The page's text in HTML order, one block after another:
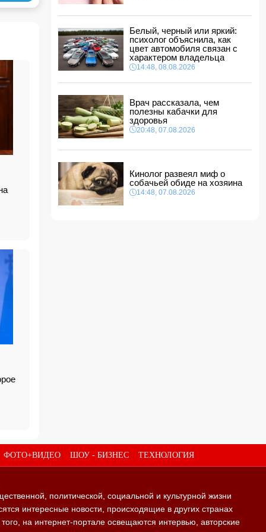
ФИФА выступила с заявлением на фоне
ВС РФ взяли под контроль Ивановку в
Харьковской области
14:04, 08.08.2026
14:00, 08.08.2026
Никол Пашинян позвонил Ильхаму Алиеву
12:48, 08.08.2026
СМИ: США ищут на Кубе фигуру для
повторения "венесуэльского сценария"
Белый, черный или яркий:
психолог объяснила, как
цвет автомобиля связан с
характером владельца
14:48, 08.08.2026
Врач рассказала, чем
полезны кабачки для
здоровья
20:48, 07.08.2026
Кинолог развеял миф о
собачьей обиде на хозяина
14:48, 07.08.2026
ФОТО+ВИДЕО ШОУ - БИЗНЕС ТЕХНОЛОГИЯ
политической, социальной и культурной жизни
интересные новости, происходящие в других странах
на интернет-портале освещаются интервью, авторские